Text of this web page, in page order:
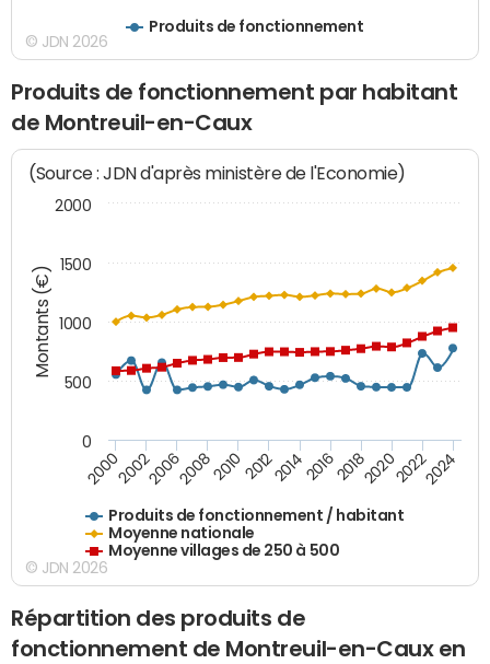
Produits de fonctionnement
© JDN 2026
Produits de fonctionnement par habitant
de Montreuil-en-Caux
Montants (€)
(Source : JDN d'après ministère de l'Economie)
Produits de fonctionnement / habitant
Moyenne nationale
Moyenne villages de 250 à 500
200020022006200820102012201420162018202020222024
500
1000
1500
0
2000
© JDN 2026
Répartition des produits de
fonctionnement de Montreuil-en-Caux en